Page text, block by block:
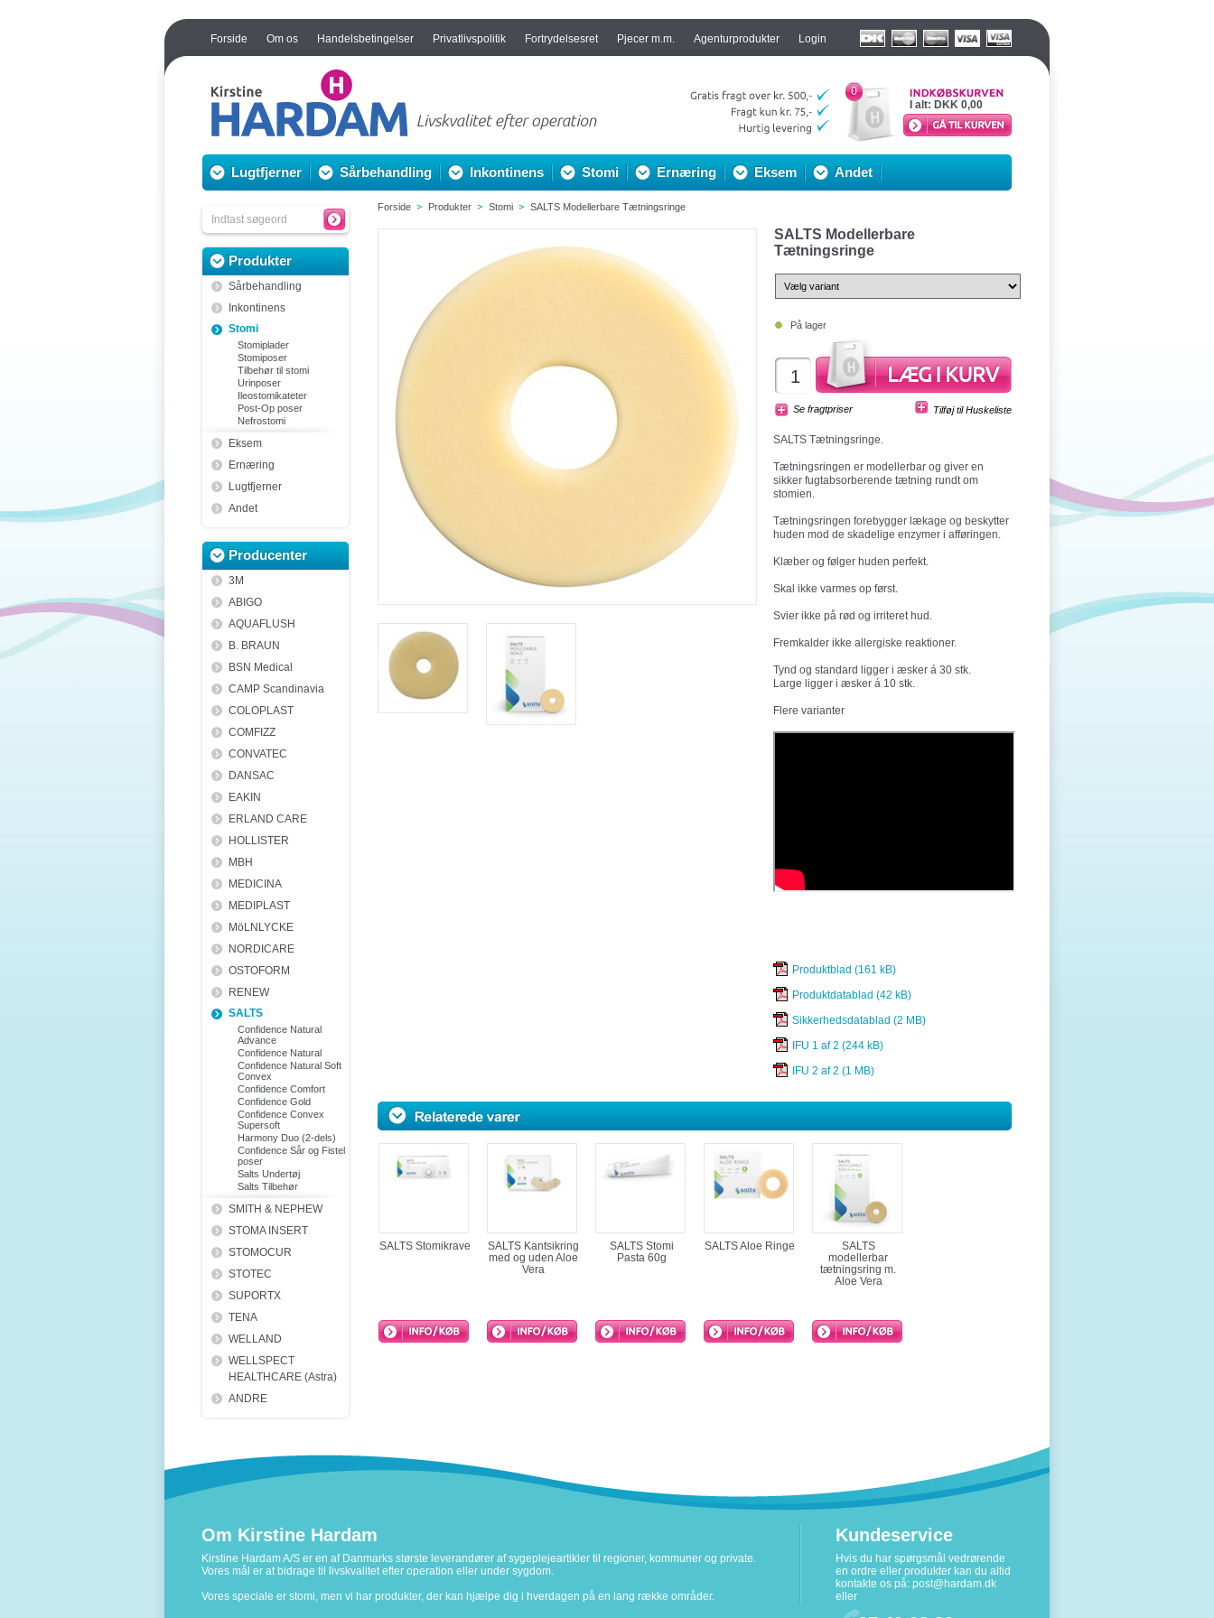
Forside Om os Handelsbetingelser Privatlivspolitik Fortrydelsesret Pjecer m.m. Agenturprodukter Login
Lugtfjerner Sårbehandling Inkontinens Stomi Ernæring Eksem Andet
0
I alt: DKK 0,00
Produkter
Sårbehandling
Inkontinens
Stomi
Stomiplader
Stomiposer
Tilbehør til stomi
Urinposer
Ileostomikateter
Post-Op poser
Nefrostomi
Eksem
Ernæring
Lugtfjerner
Andet
Producenter
3M
ABIGO
AQUAFLUSH
B. BRAUN
BSN Medical
CAMP Scandinavia
COLOPLAST
COMFIZZ
CONVATEC
DANSAC
EAKIN
ERLAND CARE
HOLLISTER
MBH
MEDICINA
MEDIPLAST
MöLNLYCKE
NORDICARE
OSTOFORM
RENEW
SALTS
Confidence Natural
Advance
Confidence Natural
Confidence Natural Soft
Convex
Confidence Comfort
Confidence Gold
Confidence Convex
Supersoft
Harmony Duo (2-dels)
Confidence Sår og Fistel
poser
Salts Undertøj
Salts Tilbehør
SMITH & NEPHEW
STOMA INSERT
STOMOCUR
STOTEC
SUPORTX
TENA
WELLAND
WELLSPECT
HEALTHCARE (Astra)
ANDRE
Forside Produkter Stomi SALTS Modellerbare Tætningsringe
SALTS Modellerbare
Tætningsringe
På lager
Se fragtpriser
SALTS Tætningsringe.
Tætningsringen er modellerbar og giver en
sikker fugtabsorberende tætning rundt om
stomien.
Tætningsringen forebygger lækage og beskytter
huden mod de skadelige enzymer i afføringen.
Klæber og følger huden perfekt.
Skal ikke varmes op først.
Svier ikke på rød og irriteret hud.
Fremkalder ikke allergiske reaktioner.
Tynd og standard ligger i æsker á 30 stk.
Large ligger i æsker á 10 stk.
Flere varianter
Produktblad (161 kB)
Produktdatablad (42 kB)
Sikkerhedsdatablad (2 MB)
IFU 1 af 2 (244 kB)
IFU 2 af 2 (1 MB)
SALTS Stomikrave
SALTS Kantsikring
med og uden Aloe
Vera
SALTS Stomi
Pasta 60g
SALTS Aloe Ringe
SALTS
modellerbar
tætningsring m.
Aloe Vera
Om Kirstine Hardam
Kirstine Hardam A/S er en af Danmarks største leverandører af sygeplejeartikler til regioner, kommuner og private.
Vores mål er at bidrage til livskvalitet efter operation eller under sygdom.
Vores speciale er stomi, men vi har produkter, der kan hjælpe dig i hverdagen på en lang række områder.
Kundeservice
Hvis du har spørgsmål vedrørende
en ordre eller produkter kan du altid
kontakte os på: post@hardam.dk
eller